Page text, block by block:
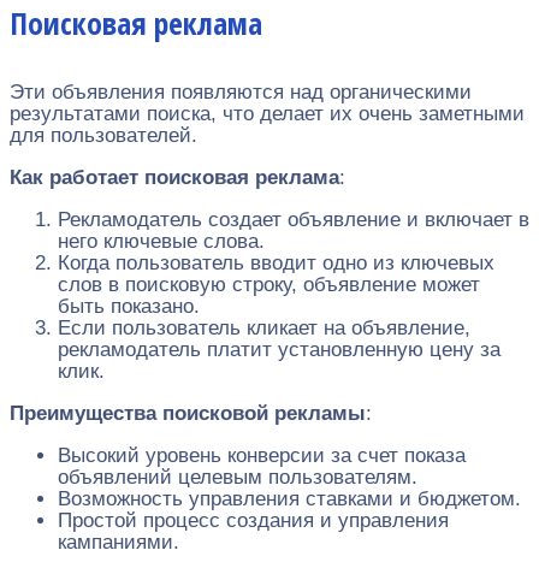
Поисковая реклама
Эти объявления появляются над органическими
результатами поиска, что делает их очень заметными
для пользователей.
Как работает поисковая реклама:
Рекламодатель создает объявление и включает в
него ключевые слова.
Когда пользователь вводит одно из ключевых
слов в поисковую строку, объявление может
быть показано.
Если пользователь кликает на объявление,
рекламодатель платит установленную цену за
клик.
Преимущества поисковой рекламы:
Высокий уровень конверсии за счет показа
объявлений целевым пользователям.
Возможность управления ставками и бюджетом.
Простой процесс создания и управления
кампаниями.